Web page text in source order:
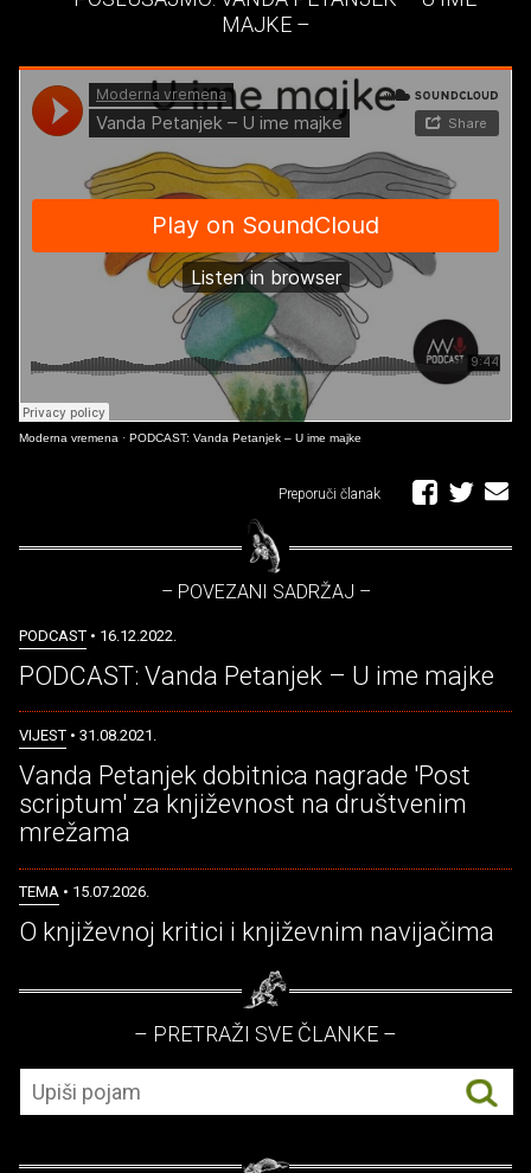
MAJKE –
Moderna vremena · PODCAST: Vanda Petanjek – U ime majke
Preporuči članak
– POVEZANI SADRŽAJ –
PODCAST • 16.12.2022.
PODCAST: Vanda Petanjek – U ime majke
VIJEST • 31.08.2021.
Vanda Petanjek dobitnica nagrade 'Post
scriptum' za književnost na društvenim
mrežama
TEMA • 15.07.2026.
O književnoj kritici i književnim navijačima
– PRETRAŽI SVE ČLANKE –